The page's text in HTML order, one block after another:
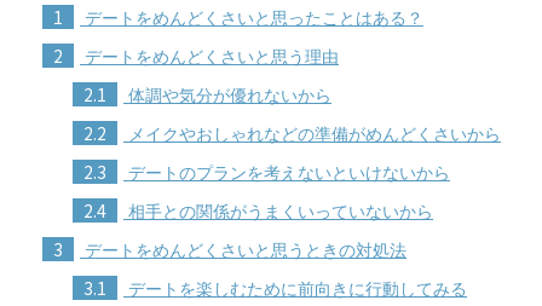
1 デートをめんどくさいと思ったことはある？
2 デートをめんどくさいと思う理由
2.1 体調や気分が優れないから
2.2 メイクやおしゃれなどの準備がめんどくさいから
2.3 デートのプランを考えないといけないから
2.4 相手との関係がうまくいっていないから
3 デートをめんどくさいと思うときの対処法
3.1 デートを楽しむために前向きに行動してみる